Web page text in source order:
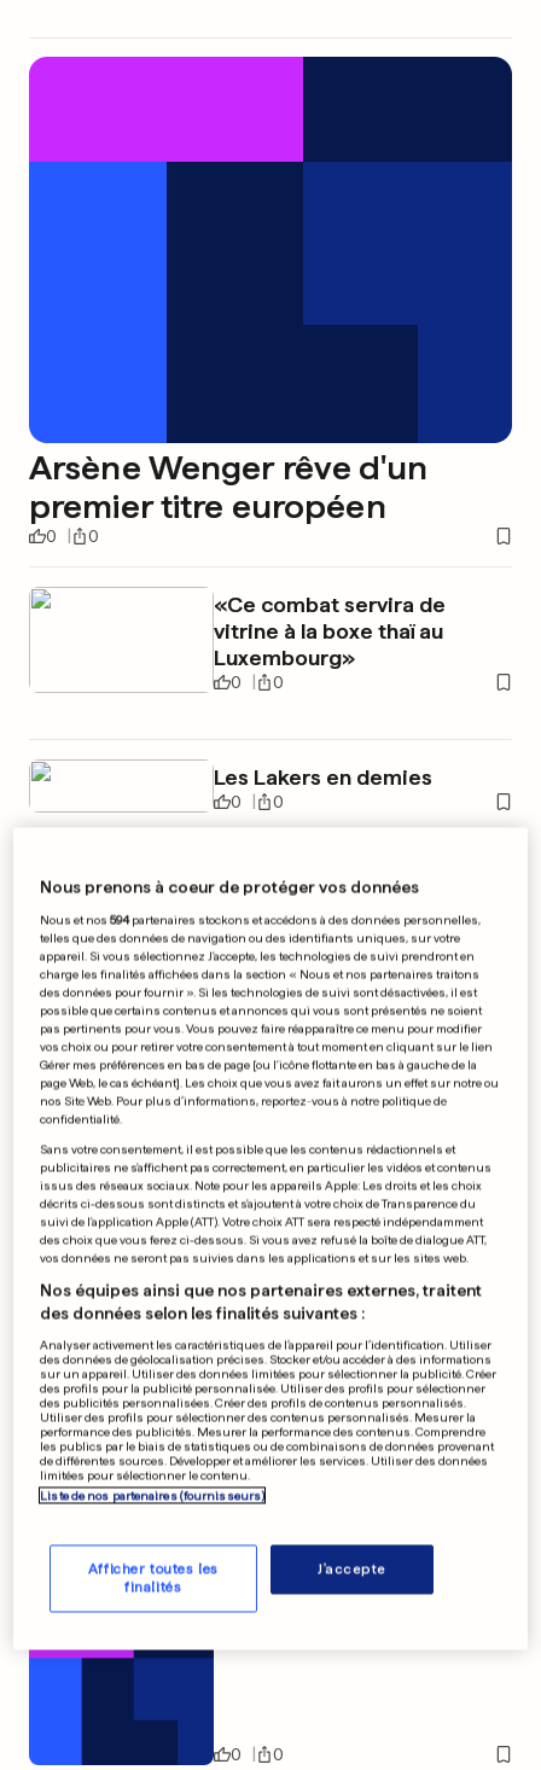
Arsène Wenger rêve d'un
premier titre européen
0 0
«Ce combat servira de
vitrine à la boxe thaï au
Luxembourg»
0 0
Les Lakers en demies
0 0
PUBLICITÉ
Lionel Regal vise une
cinquième victoire à Eschdorf
0 0
McLaren risque gros
0
0 0
Nous prenons à coeur de protéger vos données
Nous et nos594partenaires stockons et accédons à des données personnelles,
telles que des données de navigation ou des identifiants uniques, sur votre
appareil. Si vous sélectionnez J'accepte, les technologies de suivi prendront en
charge les finalités affichées dans la section « Nous et nos partenaires traitons
des données pour fournir ». Si les technologies de suivi sont désactivées, il est
possible que certains contenus et annonces qui vous sont présentés ne soient
pas pertinents pour vous. Vous pouvez faire réapparaître ce menu pour modifier
vos choix ou pour retirer votre consentement à tout moment en cliquant sur le lien
Gérer mes préférences en bas de page [ou l'icône flottante en bas à gauche de la
page Web, le cas échéant]. Les choix que vous avez fait aurons un effet sur notre ou
nos Site Web. Pour plus d’informations, reportez-vous à notre politique de
confidentialité.
Sans votre consentement, il est possible que les contenus rédactionnels et
publicitaires ne s'affichent pas correctement, en particulier les vidéos et contenus
issus des réseaux sociaux. Note pour les appareils Apple: Les droits et les choix
décrits ci-dessous sont distincts et s'ajoutent à votre choix de Transparence du
suivi de l'application Apple (ATT). Votre choix ATT sera respecté indépendamment
des choix que vous ferez ci-dessous. Si vous avez refusé la boîte de dialogue ATT,
vos données ne seront pas suivies dans les applications et sur les sites web.
Nos équipes ainsi que nos partenaires externes, traitent
des données selon les finalités suivantes :
Analyser activement les caractéristiques de l’appareil pour l’identification. Utiliser
des données de géolocalisation précises. Stocker et/ou accéder à des informations
sur un appareil. Utiliser des données limitées pour sélectionner la publicité. Créer
des profils pour la publicité personnalisée. Utiliser des profils pour sélectionner
des publicités personnalisées. Créer des profils de contenus personnalisés.
Utiliser des profils pour sélectionner des contenus personnalisés. Mesurer la
performance des publicités. Mesurer la performance des contenus. Comprendre
les publics par le biais de statistiques ou de combinaisons de données provenant
de différentes sources. Développer et améliorer les services. Utiliser des données
limitées pour sélectionner le contenu.
Liste de nos partenaires (fournisseurs)
Afficher toutes les
finalités
J'accepte